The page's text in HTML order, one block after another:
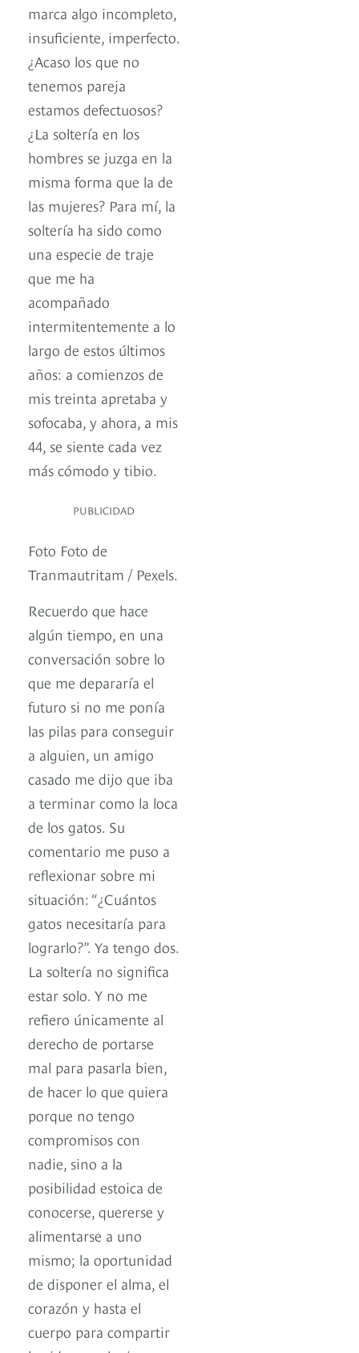
marca algo incompleto,
insuficiente, imperfecto.
¿Acaso los que no
tenemos pareja
estamos defectuosos?
¿La soltería en los
hombres se juzga en la
misma forma que la de
las mujeres? Para mí, la
soltería ha sido como
una especie de traje
que me ha
acompañado
intermitentemente a lo
largo de estos últimos
años: a comienzos de
mis treinta apretaba y
sofocaba, y ahora, a mis
44, se siente cada vez
más cómodo y tibio.
PUBLICIDAD
Foto Foto de
Tranmautritam / Pexels.
Recuerdo que hace
algún tiempo, en una
conversación sobre lo
que me depararía el
futuro si no me ponía
las pilas para conseguir
a alguien, un amigo
casado me dijo que iba
a terminar como la loca
de los gatos. Su
comentario me puso a
reflexionar sobre mi
situación: “¿Cuántos
gatos necesitaría para
lograrlo?”. Ya tengo dos.
La soltería no significa
estar solo. Y no me
refiero únicamente al
derecho de portarse
mal para pasarla bien,
de hacer lo que quiera
porque no tengo
compromisos con
nadie, sino a la
posibilidad estoica de
conocerse, quererse y
alimentarse a uno
mismo; la oportunidad
de disponer el alma, el
corazón y hasta el
cuerpo para compartir